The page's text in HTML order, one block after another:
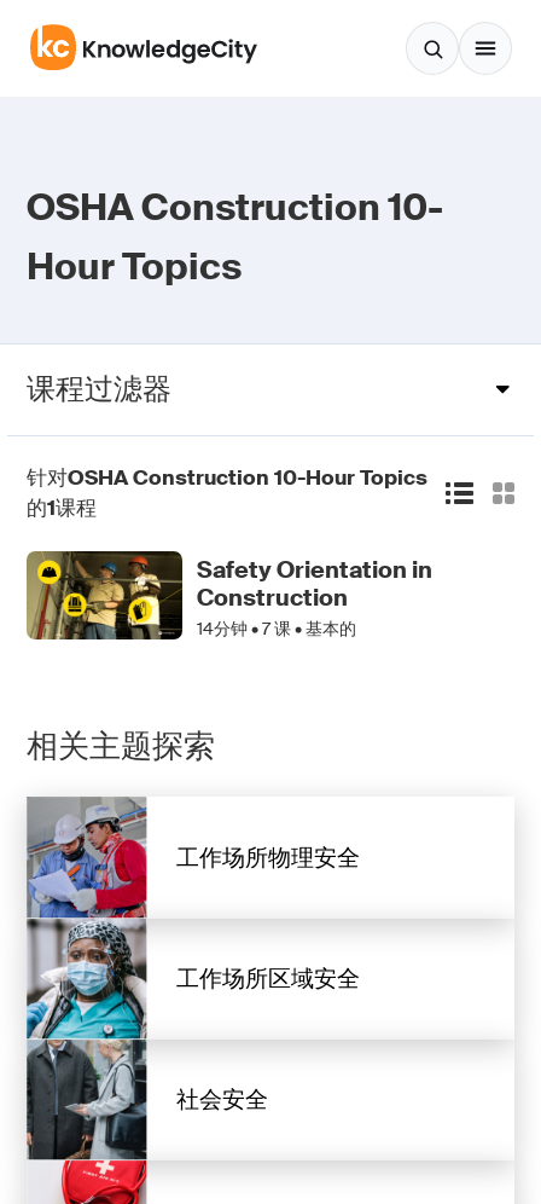
OSHA Construction 10-
Hour Topics
课程过滤器
针对OSHA Construction 10-Hour Topics
的1课程
Safety Orientation in
Construction
14分钟 •7课 • 基本的
相关主题探索
工作场所物理安全
工作场所区域安全
社会安全